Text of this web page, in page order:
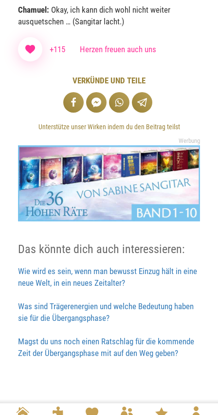
Chamuel: Okay, ich kann dich wohl nicht weiter
ausquetschen … (Sangitar lacht.)
+115 Herzen freuen auch uns
VERKÜNDE UND TEILE
Unterstütze unser Wirken indem du den Beitrag teilst
Werbung
Das könnte dich auch interessieren:
Wie wird es sein, wenn man bewusst Einzug hält in eine
neue Welt, in ein neues Zeitalter?
Was sind Trägerenergien und welche Bedeutung haben
sie für die Übergangsphase?
Magst du uns noch einen Ratschlag für die kommende
Zeit der Übergangsphase mit auf den Weg geben?